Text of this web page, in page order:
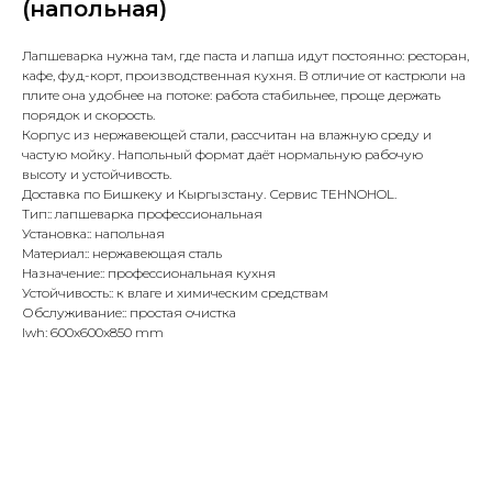
(напольная)
Лапшеварка нужна там, где паста и лапша идут постоянно: ресторан,
кафе, фуд-корт, производственная кухня. В отличие от кастрюли на
плите она удобнее на потоке: работа стабильнее, проще держать
порядок и скорость.
Корпус из нержавеющей стали, рассчитан на влажную среду и
частую мойку. Напольный формат даёт нормальную рабочую
высоту и устойчивость.
Доставка по Бишкеку и Кыргызстану. Сервис TEHNOHOL.
Тип:: лапшеварка профессиональная
Установка:: напольная
Материал:: нержавеющая сталь
Назначение:: профессиональная кухня
Устойчивость:: к влаге и химическим средствам
Обслуживание:: простая очистка
lwh: 600x600x850 mm